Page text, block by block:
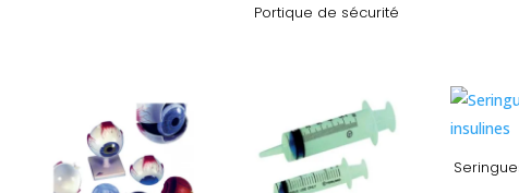
Portique de sécurité